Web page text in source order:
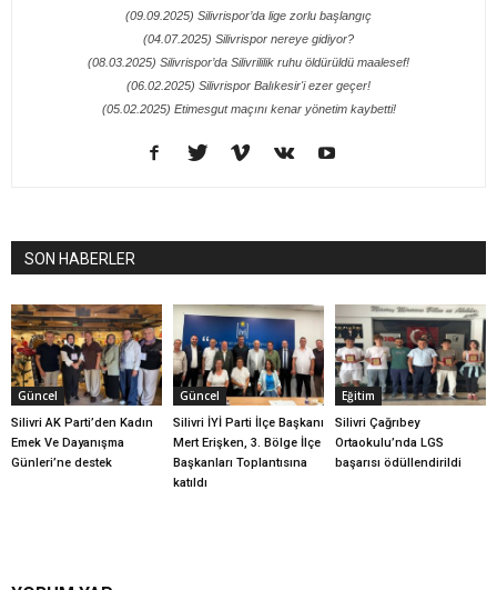
(09.09.2025) Silivrispor’da lige zorlu başlangıç
(04.07.2025) Silivrispor nereye gidiyor?
(08.03.2025) Silivrispor’da Silivrililik ruhu öldürüldü maalesef!
(06.02.2025) Silivrispor Balıkesir'i ezer geçer!
(05.02.2025) Etimesgut maçını kenar yönetim kaybetti!
SON HABERLER
Güncel
Silivri AK Parti’den Kadın
Emek Ve Dayanışma
Günleri’ne destek
Güncel
Silivri İYİ Parti İlçe Başkanı
Mert Erişken, 3. Bölge İlçe
Başkanları Toplantısına
katıldı
Eğitim
Silivri Çağrıbey
Ortaokulu’nda LGS
başarısı ödüllendirildi